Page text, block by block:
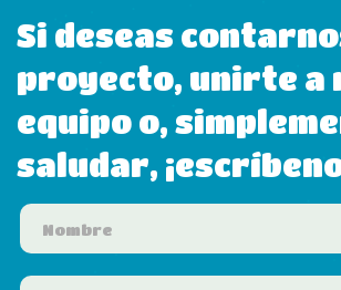
Si deseas
proyecto, unirte a
equipo o,
saludar,